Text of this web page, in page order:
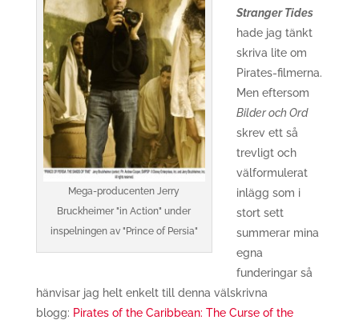
Mega-producenten Jerry
Bruckheimer "in Action" under
inspelningen av "Prince of Persia"
Stranger Tides
hade jag tänkt
skriva lite om
Pirates-filmerna.
Men eftersom
Bilder och Ord
skrev ett så
trevligt och
välformulerat
inlägg som i
stort sett
summerar mina
egna
funderingar så
hänvisar jag helt enkelt till denna välskrivna
blogg: Pirates of the Caribbean: The Curse of the